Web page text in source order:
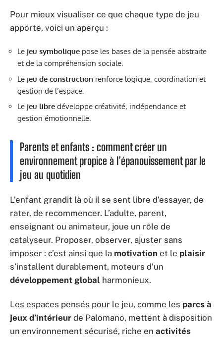
Pour mieux visualiser ce que chaque type de jeu
apporte, voici un aperçu :
Le jeu symbolique pose les bases de la pensée abstraite
et de la compréhension sociale.
Le jeu de construction renforce logique, coordination et
gestion de l’espace.
Le jeu libre développe créativité, indépendance et
gestion émotionnelle.
Parents et enfants : comment créer un
environnement propice à l’épanouissement par le
jeu au quotidien
L’enfant grandit là où il se sent libre d’essayer, de
rater, de recommencer. L’adulte, parent,
enseignant ou animateur, joue un rôle de
catalyseur. Proposer, observer, ajuster sans
imposer : c’est ainsi que la motivation et le plaisir
s’installent durablement, moteurs d’un
développement global harmonieux.
Les espaces pensés pour le jeu, comme les parcs à
jeux d’intérieur de Palomano, mettent à disposition
un environnement sécurisé, riche en activités